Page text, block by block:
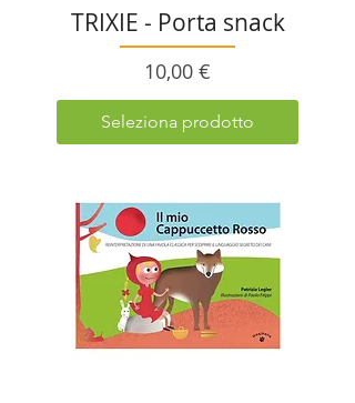
TRIXIE - Porta snack
Prezzo
10,00 €
Seleziona prodotto